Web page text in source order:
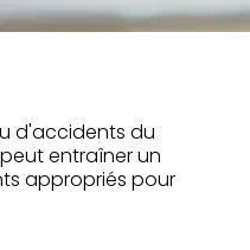
d'accidents du
entraîner un
appropriés pour